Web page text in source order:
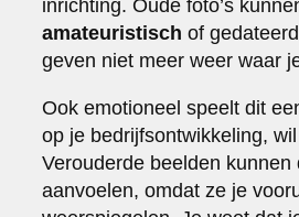
inrichting. Oude foto’s
amateuristisch of
geven niet meer weer waar
Ook emotioneel speelt dit
op je bedrijfsontwikkeling,
Verouderde beelden kunnen
aanvoelen, omdat ze je